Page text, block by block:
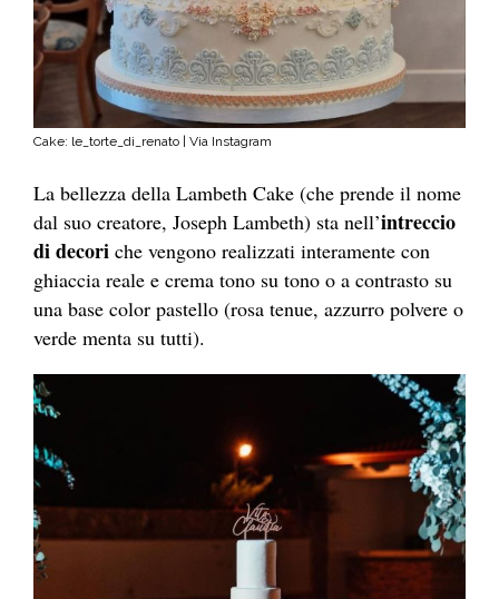
Cake: le_torte_di_renato | Via Instagram
La bellezza della Lambeth Cake (che prende il nome
dal suo creatore, Joseph Lambeth) sta nell’intreccio
di decori che vengono realizzati interamente con
ghiaccia reale e crema tono su tono o a contrasto su
una base color pastello (rosa tenue, azzurro polvere o
verde menta su tutti).